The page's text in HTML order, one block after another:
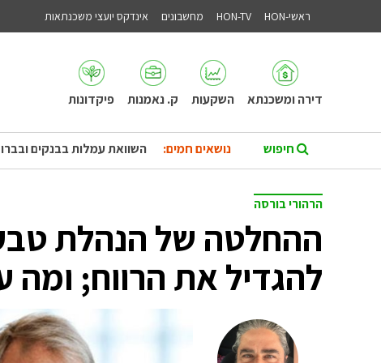
ראשי-HON HON-TV מחשבונים אינדקס יועצי משכנתאות
דירה ומשכנתא השקעות ק. נאמנות פיקדונות
נושאים חמים: השוואת עמלות בבנקים
הרהורי בורסה
ההחלטה של הנהלת
להגדיל את הרווח; ומה